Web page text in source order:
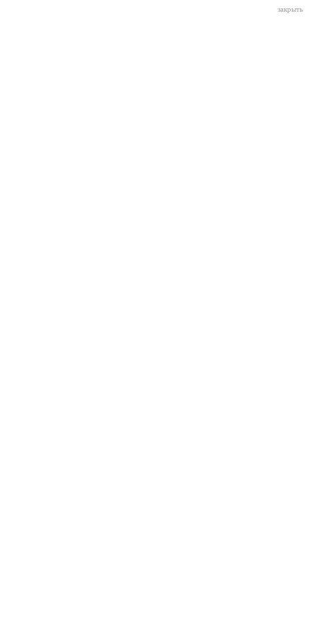
закрыть